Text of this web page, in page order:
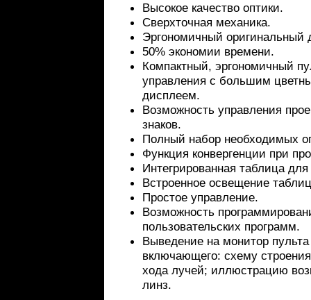
Высокое качество оптики.
Сверхточная механика.
Эргономичный оригинальный
50% экономии времени.
Компактный, эргономичный
управления с большим
дисплеем.
Возможность управления
знаков.
Полный набор необходимых
Функция конвергенции при
Интегрированная таблица
Встроенное освещение
Простое управление.
Возможность
пользовательских программ.
Выведение на монитор
включающего: схему
хода лучей; иллюстрацию
линз.